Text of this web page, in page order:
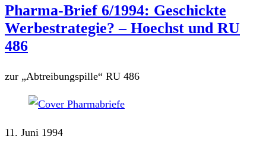
Pharma-Brief 6/1994: Geschickte
Werbestrategie? – Hoechst und RU
486
zur „Abtreibungspille“ RU 486
11. Juni 1994